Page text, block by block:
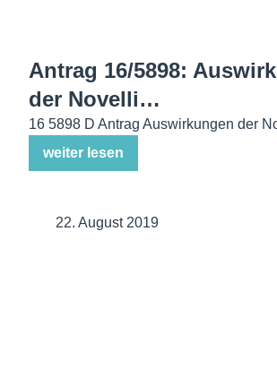
Antrag 16/5898:
der Novelli…
16 5898 D Antrag Auswirkungen der
weiter lesen
22. August 2019